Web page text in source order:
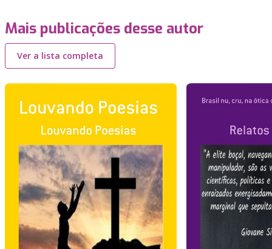
Mais publicações desse autor
Ver a lista completa